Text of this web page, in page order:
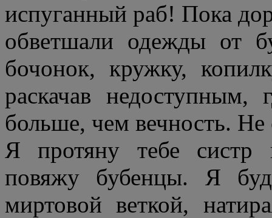
испуганный раб! Пока
обветшали одежды от
бочонок, кружку,
раскачав
больше, чем вечность.
Я протяну тебе
повяжу бубенцы. Я
миртовой веткой,